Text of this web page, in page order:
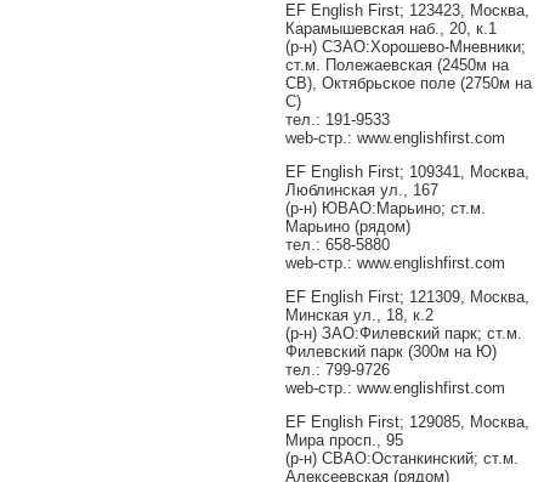
EF English First; 123423, Москва,
Карамышевская наб., 20, к.1
(р-н) СЗАО:Хорошево-Мневники;
ст.м. Полежаевская (2450м на
СВ), Октябрьское поле (2750м на
С)
тел.: 191-9533
web-стр.: www.englishfirst.com
EF English First; 109341, Москва,
Люблинская ул., 167
(р-н) ЮВАО:Марьино; ст.м.
Марьино (рядом)
тел.: 658-5880
web-стр.: www.englishfirst.com
EF English First; 121309, Москва,
Минская ул., 18, к.2
(р-н) ЗАО:Филевский парк; ст.м.
Филевский парк (300м на Ю)
тел.: 799-9726
web-стр.: www.englishfirst.com
EF English First; 129085, Москва,
Мира просп., 95
(р-н) СВАО:Останкинский; ст.м.
Алексеевская (рядом)